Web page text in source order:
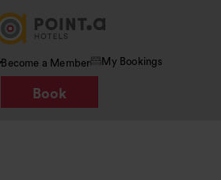
Become a Member My Bookings
Book